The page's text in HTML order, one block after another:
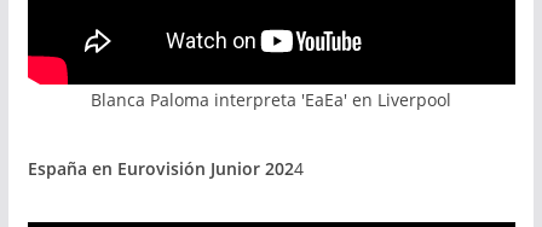
Blanca Paloma interpreta 'EaEa' en Liverpool
España en Eurovisión Junior 2024